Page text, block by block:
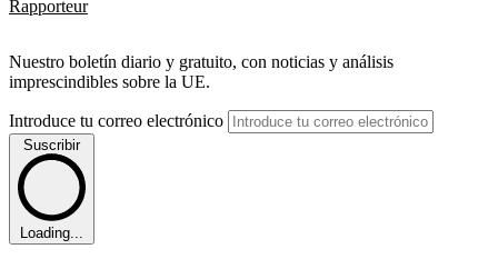
Rapporteur
Nuestro boletín diario y gratuito, con noticias y análisis
imprescindibles sobre la UE.
Introduce tu correo electrónico
Suscribir
Loading...